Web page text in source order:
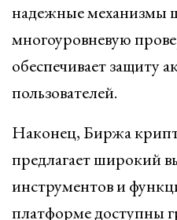
надежные механизмы
многоуровневую
обеспечивает защиту
пользователей.
Наконец, Биржа
предлагает широкий
инструментов и
платформе доступны